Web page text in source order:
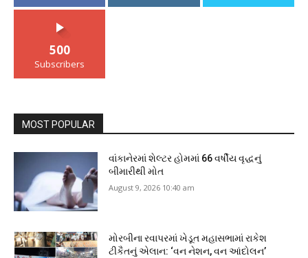
500
Subscribers
MOST POPULAR
વાંકાનેરમાં શેલ્ટર હોમમાં 66 વર્ષીય વૃદ્ધનું
બીમારીથી મોત
August 9, 2026 10:40 am
મોરબીના રવાપરમાં ખેડૂત મહાસભામાં રાકેશ
ટીકૈતનું એલાન: ‘વન નેશન, વન આંદોલન’